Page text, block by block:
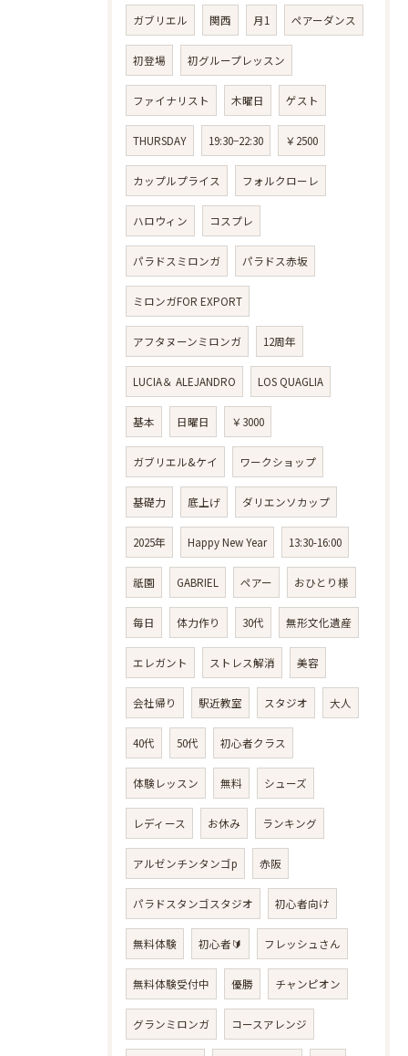
ガブリエル 関西 月1 ペアーダンス
初登場 初グループレッスン
ファイナリスト 木曜日 ゲスト
THURSDAY 19:30−22:30 ￥2500
カップルプライス フォルクローレ
ハロウィン コスプレ
パラドスミロンガ パラドス赤坂
ミロンガFOR EXPORT
アフタヌーンミロンガ 12周年
LUCIA＆ ALEJANDRO LOS QUAGLIA
基本 日曜日 ￥3000
ガブリエル&ケイ ワークショップ
基礎力 底上げ ダリエンソカップ
2025年 Happy New Year 13:30-16:00
祇園 GABRIEL ペアー おひとり様
毎日 体力作り 30代 無形文化遺産
エレガント ストレス解消 美容
会社帰り 駅近教室 スタジオ 大人
40代 50代 初心者クラス
体験レッスン 無料 シューズ
レディース お休み ランキング
アルゼンチンタンゴp 赤阪
パラドスタンゴスタジオ 初心者向け
無料体験 初心者🔰 フレッシュさん
無料体験受付中 優勝 チャンピオン
グランミロンガ コースアレンジ